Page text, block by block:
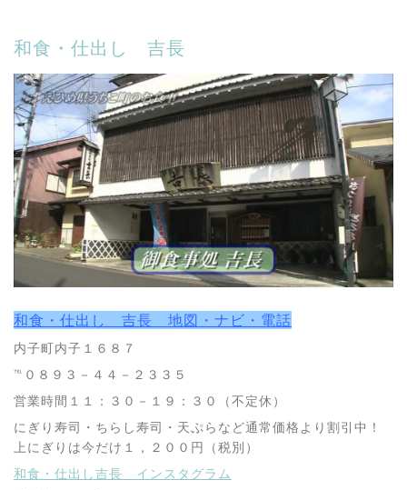
和食・仕出し 吉長
和食・仕出し 吉長 地図・ナビ・電話
内子町内子１６８７
℡０８９３－４４－２３３５
営業時間１１：３０－１９：３０（不定休）
にぎり寿司・ちらし寿司・天ぷらなど通常価格より割引中！
上にぎりは今だけ１，２００円（税別）
和食・仕出し吉長 インスタグラム